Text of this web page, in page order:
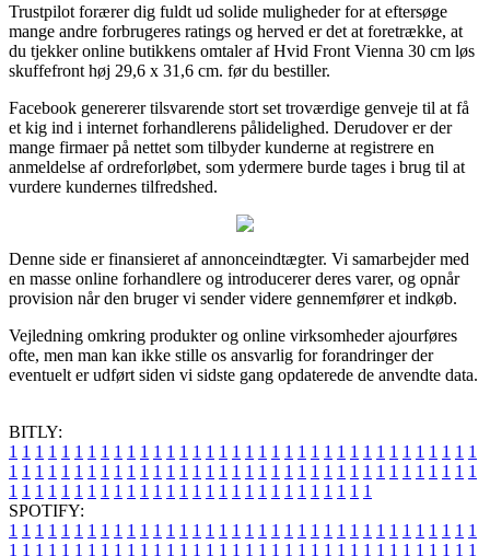
Trustpilot forærer dig fuldt ud solide muligheder for at eftersøge
mange andre forbrugeres ratings og herved er det at foretrække, at
du tjekker online butikkens omtaler af Hvid Front Vienna 30 cm løs
skuffefront høj 29,6 x 31,6 cm. før du bestiller.
Facebook genererer tilsvarende stort set troværdige genveje til at få
et kig ind i internet forhandlerens pålidelighed. Derudover er der
mange firmaer på nettet som tilbyder kunderne at registrere en
anmeldelse af ordreforløbet, som ydermere burde tages i brug til at
vurdere kundernes tilfredshed.
Denne side er finansieret af annonceindtægter. Vi samarbejder med
en masse online forhandlere og introducerer deres varer, og opnår
provision når den bruger vi sender videre gennemfører et indkøb.
Vejledning omkring produkter og online virksomheder ajourføres
ofte, men man kan ikke stille os ansvarlig for forandringer der
eventuelt er udført siden vi sidste gang opdaterede de anvendte data.
BITLY:
1 1 1 1 1 1 1 1 1 1 1 1 1 1 1 1 1 1 1 1 1 1 1 1 1 1 1 1 1 1 1 1 1 1 1 1
1 1 1 1 1 1 1 1 1 1 1 1 1 1 1 1 1 1 1 1 1 1 1 1 1 1 1 1 1 1 1 1 1 1 1 1
1 1 1 1 1 1 1 1 1 1 1 1 1 1 1 1 1 1 1 1 1 1 1 1 1 1 1 1
SPOTIFY:
1 1 1 1 1 1 1 1 1 1 1 1 1 1 1 1 1 1 1 1 1 1 1 1 1 1 1 1 1 1 1 1 1 1 1 1
1 1 1 1 1 1 1 1 1 1 1 1 1 1 1 1 1 1 1 1 1 1 1 1 1 1 1 1 1 1 1 1 1 1 1 1